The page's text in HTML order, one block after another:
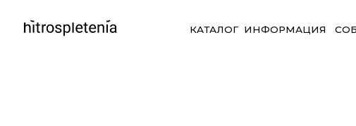
КАТАЛОГ ИНФОРМАЦИЯ СОБЫТИЯ